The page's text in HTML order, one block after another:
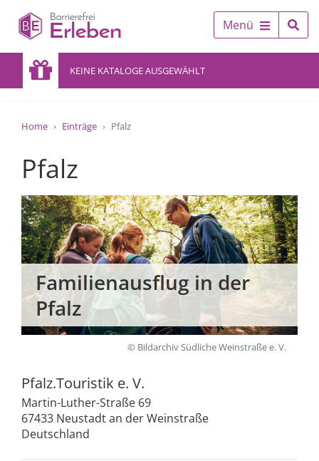
Menü
KEINE KATALOGE AUSGEWÄHLT
Home Einträge Pfalz
Pfalz
Familienausflug in der
Pfalz
© Bildarchiv Südliche Weinstraße e. V.
Pfalz.Touristik e. V.
Martin-Luther-Straße 69
67433 Neustadt an der Weinstraße
Deutschland